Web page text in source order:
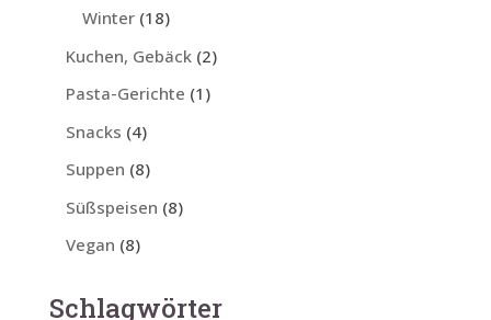
Winter(18)
Kuchen, Gebäck(2)
Pasta-Gerichte (1)
Snacks (4)
Suppen (8)
Süßspeisen (8)
Vegan (8)
Schlagwörter